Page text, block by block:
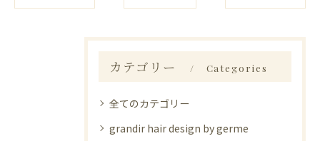
カテゴリー Categories
全てのカテゴリー
grandir hair design by germe